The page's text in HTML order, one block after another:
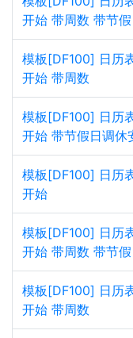
开始 带周数 带节
模板[DF100] 日历
开始 带周数
模板[DF100] 日历
开始 带节假日调休
模板[DF100] 日历
开始
模板[DF100] 日历
开始 带周数 带节
模板[DF100] 日历
开始 带周数